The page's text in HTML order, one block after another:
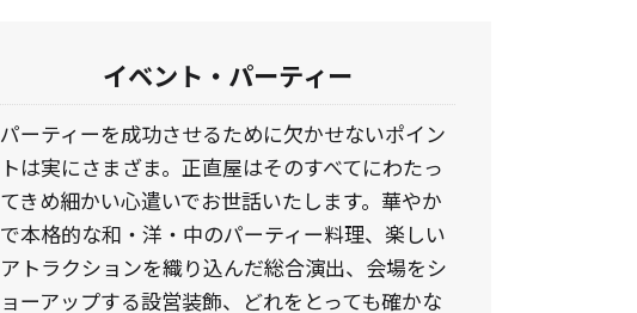
イベント・パーティー
パーティーを成功させるために欠かせないポイン
トは実にさまざま。正直屋はそのすべてにわたっ
てきめ細かい心遣いでお世話いたします。華やか
で本格的な和・洋・中のパーティー料理、楽しい
アトラクションを織り込んだ総合演出、会場をシ
ョーアップする設営装飾、どれをとっても確かな